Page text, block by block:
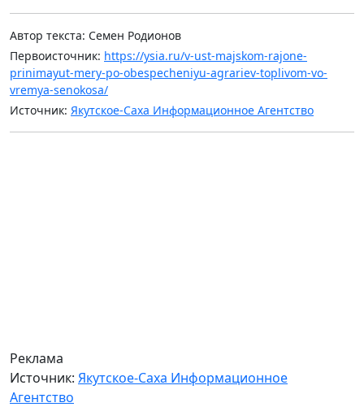
Автор текста: Семен Родионов
Первоисточник: https://ysia.ru/v-ust-majskom-rajone-
prinimayut-mery-po-obespecheniyu-agrariev-toplivom-vo-
vremya-senokosa/
Источник: Якутское-Саха Информационное Агентство
Реклама
Источник: Якутское-Саха Информационное
Агентство